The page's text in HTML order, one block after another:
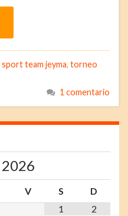
sport team jeyma, torneo
1 comentario
2026
V S
D
1
2